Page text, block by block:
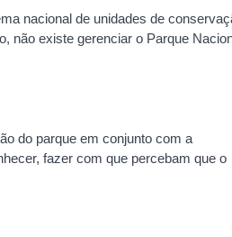
nacional de unidades de
não existe gerenciar o Parque
do parque em conjunto com a
fazer com que percebam que o